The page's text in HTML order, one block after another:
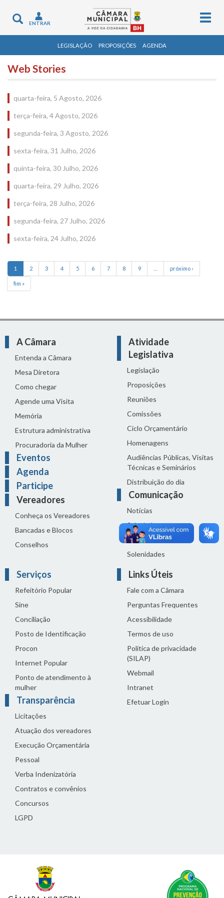
Toggle
navigation
ENTRAR
LEGISLAÇÃO PROPOSIÇÕES AGENDA
Web Stories
quarta-feira, 5 Agosto, 2026
terça-feira, 4 Agosto, 2026
segunda-feira, 3 Agosto, 2026
sexta-feira, 31 Julho, 2026
quinta-feira, 30 Julho, 2026
quarta-feira, 29 Julho, 2026
terça-feira, 28 Julho, 2026
segunda-feira, 27 Julho, 2026
sexta-feira, 24 Julho, 2026
1 2 3 4 5 6 7 8 9 próximo ›
fim »
A Câmara
Entenda a Câmara
Mesa Diretora
Como chegar
Agende uma Visita
Memória
Estrutura administrativa
Procuradoria da Mulher
Eventos
Agenda
Participe
Vereadores
Conheça os Vereadores
Bancadas e Blocos
Conselhos
Atividade
Legislativa
Legislação
Proposições
Reuniões
Comissões
Ciclo Orçamentário
Homenagens
Audiências Públicas, Visitas
Técnicas e Seminários
Distribuição do dia
Comunicação
Notícias
Sala de Imprensa
Vídeos de Reuniões
Solenidades
Serviços
Refeitório Popular
Sine
Conciliação
Posto de Identificação
Procon
Internet Popular
Ponto de atendimento à
mulher
Transparência
Licitações
Atuação dos vereadores
Execução Orçamentária
Pessoal
Verba Indenizatória
Contratos e convênios
Concursos
LGPD
Links Úteis
Fale com a Câmara
Perguntas Frequentes
Acessibilidade
Termos de uso
Política de privacidade
(SILAP)
Webmail
Intranet
Efetuar Login